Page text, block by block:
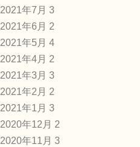
2021年7月 3
2021年6月 2
2021年5月 4
2021年4月 2
2021年3月 3
2021年2月 2
2021年1月 3
2020年12月 2
2020年11月 3